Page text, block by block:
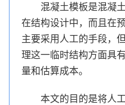
混凝土模板是混凝
在结构设计中，而且在
主要采用人工的手段，
理这一临时结构方面具
量和估算成本。
本文的目的是将人